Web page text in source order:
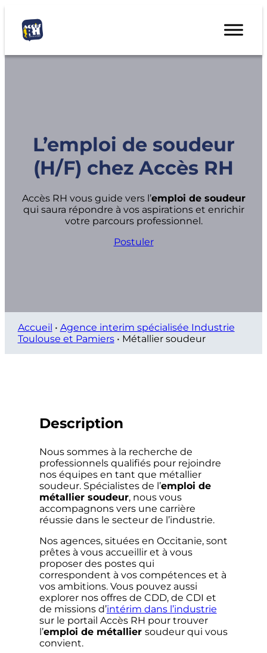
L’emploi de soudeur
(H/F) chez Accès RH
Accès RH vous guide vers l’emploi de soudeur
qui saura répondre à vos aspirations et enrichir
votre parcours professionnel.
Postuler
Accueil • Agence interim spécialisée Industrie
Toulouse et Pamiers• Métallier soudeur
Description
Nous sommes à la recherche de
professionnels qualifiés pour rejoindre
nos équipes en tant que métallier
soudeur. Spécialistes de l’emploi de
métallier soudeur, nous vous
accompagnons vers une carrière
réussie dans le secteur de l’industrie.
Nos agences, situées en Occitanie, sont
prêtes à vous accueillir et à vous
proposer des postes qui
correspondent à vos compétences et à
vos ambitions. Vous pouvez aussi
explorer nos offres de CDD, de CDI et
de missions d’intérim dans l’industrie
sur le portail Accès RH pour trouver
l’emploi de métallier soudeur qui vous
convient.